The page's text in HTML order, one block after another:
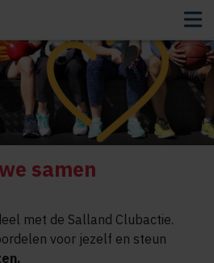
samen
met de Salland Clubactie.
voor jezelf en steun